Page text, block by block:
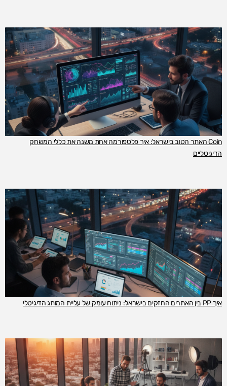
Coin האתר הטוב בישראל: איך פלטפורמה אחת משנה את כללי המשחק
הדיגיטליים
איך PP בין האתרים החזקים בישראל: ניתוח עומק של עליית המותג הדיגיטלי